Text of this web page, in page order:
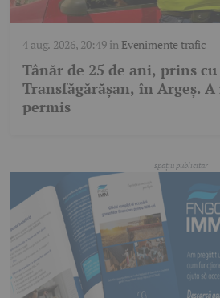
4 aug. 2026, 20:49în Evenimente trafic
Tânăr de 25 de ani, prins
Transfăgărășan, în Argeș.
permis